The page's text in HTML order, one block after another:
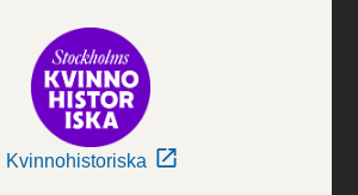
Kvinnohistoriska